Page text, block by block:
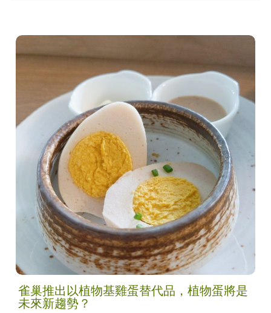
雀巢推出以植物基雞蛋替代品，植物蛋將是
未來新趨勢？